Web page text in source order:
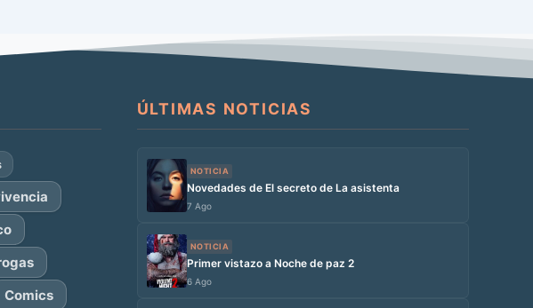
Comics
ÚLTIMAS NOTICIAS
NOTICIA
Novedades de El secreto de La asistenta
7 Ago
NOTICIA
Primer vistazo a Noche de paz 2
6 Ago